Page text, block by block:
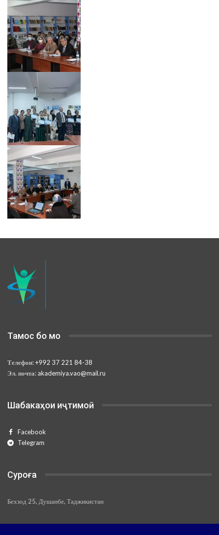
Тамос бо мо
Телефон:+992 37 221 84-38
Эл. почта: akademiya.vao@mail.ru
Шабакаҳои иҷтимоӣ
Facebook
Telegram
Суроға
Бехзод 25, Душанбе, Таджикистан